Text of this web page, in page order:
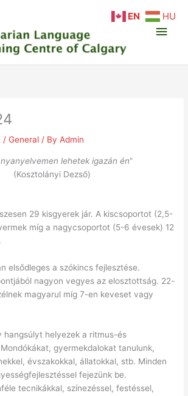
Main
/General / ByAdmin
lehetek igazán én”
(Kosztolányi Dezső)
29 kisgyerek jár. A kiscsoportot (2,5-
míg a nagycsoportot (5-6 évesek) 12
elsődleges a szókincs fejlesztése.
nagyon vegyes az elosztottság. 22-
magyarul míg 7-en keveset vagy
hangsúlyt helyezek a ritmus-és
gyermekdalokat tanulunk,
évszakokkal, állatokkal, stb. Minden
fejezünk be.
tecnikákkal, színezéssel, festéssel,
EN HU